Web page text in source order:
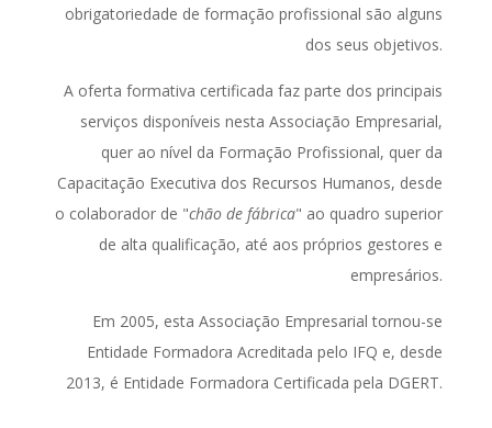
obrigatoriedade de formação profissional são alguns
dos seus objetivos.
A oferta formativa certificada faz parte dos principais
serviços disponíveis nesta Associação Empresarial,
quer ao nível da Formação Profissional, quer da
Capacitação Executiva dos Recursos Humanos, desde
o colaborador de "chão de fábrica" ao quadro superior
de alta qualificação, até aos próprios gestores e
empresários.
Em 2005, esta Associação Empresarial tornou-se
Entidade Formadora Acreditada pelo IFQ e, desde
2013, é Entidade Formadora Certificada pela DGERT.